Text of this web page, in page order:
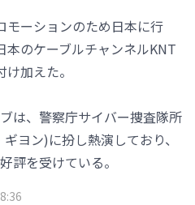
モーションのため日本に行
本のケーブルチャンネルKNT
加えた。
は、警察庁サイバー捜査隊所
ヨン)に扮し熱演しており、
評を受けている。